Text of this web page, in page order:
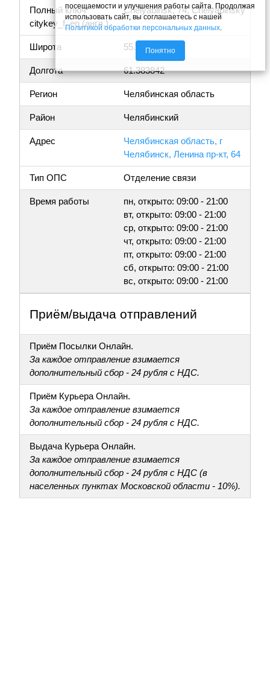
Полный ключ
citykey_f_en (англ.)
Chelyabinsk, 74, Chelyabinsky
Широта 55.160689
Долгота 61.383842
Регион Челябинская область
Район Челябинский
Адрес
Челябинская область, г
Челябинск, Ленина пр-кт, 64
Тип ОПС Отделение связи
Время работы
пн, открыто: 09:00 - 21:00
вт, открыто: 09:00 - 21:00
ср, открыто: 09:00 - 21:00
чт, открыто: 09:00 - 21:00
пт, открыто: 09:00 - 21:00
сб, открыто: 09:00 - 21:00
вс, открыто: 09:00 - 21:00
Приём/выдача отправлений
Приём Посылки Онлайн.
За каждое отправление взимается
дополнительный сбор - 24 рубля с НДС.
Приём Курьера Онлайн.
За каждое отправление взимается
дополнительный сбор - 24 рубля с НДС.
Выдача Курьера Онлайн.
За каждое отправление взимается
дополнительный сбор - 24 рубля с НДС (в
населенных пунктах Московской области - 10%).
посещаемости и улучшения работы сайта. Продолжая
использовать сайт, вы соглашаетесь с нашей
Политикой обработки персональных данных.
Понятно